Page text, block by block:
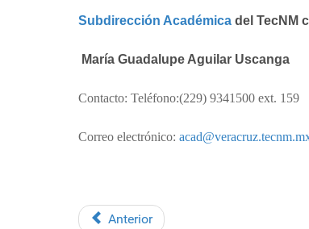
Subdirección Académica del TecNM
María Guadalupe Aguilar Uscanga
Contacto: Teléfono:(229) 9341500 ext. 159
Correo electrónico:
Anterior